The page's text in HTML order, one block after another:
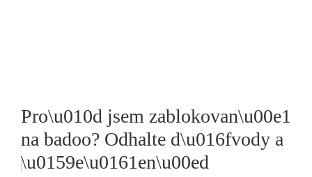
Pro\u010d jsem zablokovan\u00e1
na badoo? Odhalte d\u016fvody a
\u0159e\u0161en\u00ed